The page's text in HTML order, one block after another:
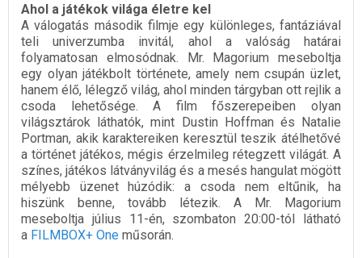
Ahol a játékok világa életre kel
A válogatás második filmje egy különleges, fantáziával
teli univerzumba invitál, ahol a valóság határai
folyamatosan elmosódnak. Mr. Magorium meseboltja
egy olyan játékbolt története, amely nem csupán üzlet,
hanem élő, lélegző világ, ahol minden tárgyban ott rejlik a
csoda lehetősége. A film főszerepeiben olyan
világsztárok láthatók, mint Dustin Hoffman és Natalie
Portman, akik karaktereiken keresztül teszik átélhetővé
a történet játékos, mégis érzelmileg rétegzett világát. A
színes, játékos látványvilág és a mesés hangulat mögött
mélyebb üzenet húzódik: a csoda nem eltűnik, ha
hiszünk benne, tovább létezik. A Mr. Magorium
meseboltja július 11-én, szombaton 20:00-tól látható
a FILMBOX+ One műsorán.